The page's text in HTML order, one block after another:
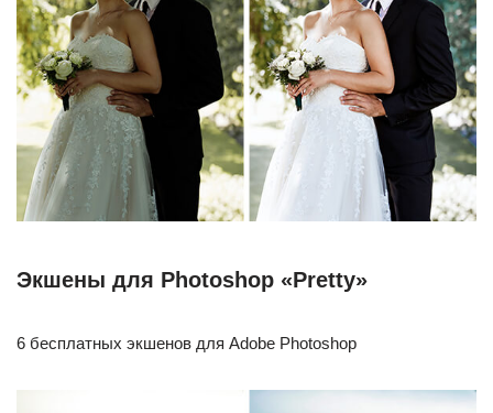
Экшены для Photoshop «Pretty»
6 бесплатных экшенов для Adobe Photoshop